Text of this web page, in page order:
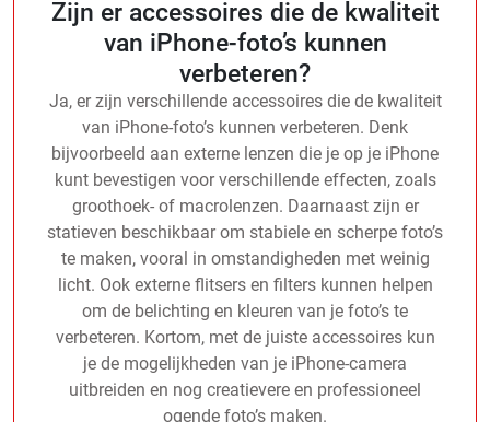
Zijn er accessoires die de kwaliteit
van iPhone-foto’s kunnen
verbeteren?
Ja, er zijn verschillende accessoires die de kwaliteit
van iPhone-foto’s kunnen verbeteren. Denk
bijvoorbeeld aan externe lenzen die je op je iPhone
kunt bevestigen voor verschillende effecten, zoals
groothoek- of macrolenzen. Daarnaast zijn er
statieven beschikbaar om stabiele en scherpe foto’s
te maken, vooral in omstandigheden met weinig
licht. Ook externe flitsers en filters kunnen helpen
om de belichting en kleuren van je foto’s te
verbeteren. Kortom, met de juiste accessoires kun
je de mogelijkheden van je iPhone-camera
uitbreiden en nog creatievere en professioneel
ogende foto’s maken.